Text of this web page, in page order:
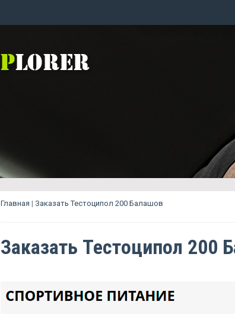
Главная | Заказать Тестоципол 200 Балашов
Заказать Тестоципол 200